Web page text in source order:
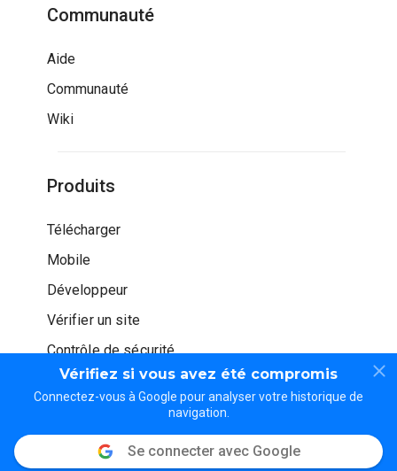
Vérifiez si vous avez été compromis
Connectez-vous à Google pour analyser votre historique de
navigation.
Se connecter avec Google
Communauté
Aide
Communauté
Wiki
Produits
Télécharger
Mobile
Développeur
Vérifier un site
Contrôle de sécurité
© WOT Services LP. Tous droits réservés